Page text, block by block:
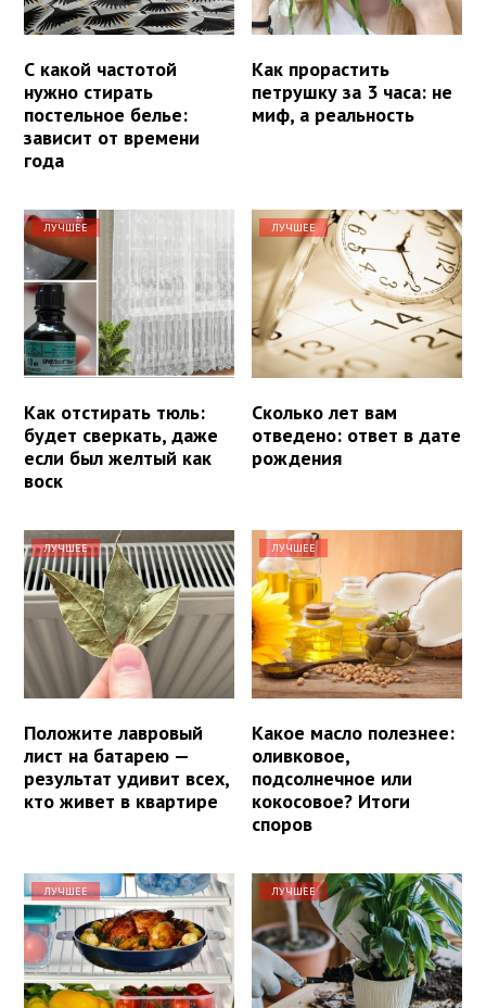
С какой частотой
нужно стирать
постельное белье:
зависит от времени
года
Как прорастить
петрушку за 3 часа: не
миф, а реальность
ЛУЧШЕЕ
Как отстирать тюль:
будет сверкать, даже
если был желтый как
воск
ЛУЧШЕЕ
Сколько лет вам
отведено: ответ в дате
рождения
ЛУЧШЕЕ
Положите лавровый
лист на батарею —
результат удивит всех,
кто живет в квартире
ЛУЧШЕЕ
Какое масло полезнее:
оливковое,
подсолнечное или
кокосовое? Итоги
споров
ЛУЧШЕЕ ЛУЧШЕЕ